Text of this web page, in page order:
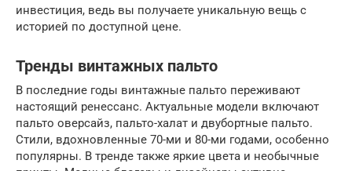
инвестиция, ведь вы получаете уникальную вещь с
историей по доступной цене.
Тренды винтажных пальто
В последние годы винтажные пальто переживают
настоящий ренессанс. Актуальные модели включают
пальто оверсайз, пальто-халат и двубортные пальто.
Стили, вдохновленные 70-ми и 80-ми годами, особенно
популярны. В тренде также яркие цвета и необычные